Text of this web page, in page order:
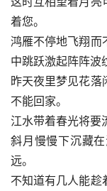
着您。
鸿雁不停地飞翔而
中跳跃激起阵阵波
昨天夜里梦见花
不能回家。
江水带着春光将要
斜月慢慢下沉藏
远。
不知道有几人能趁